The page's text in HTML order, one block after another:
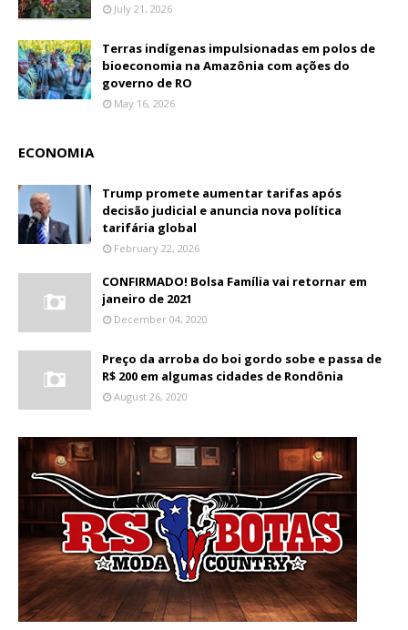
July 21, 2026
Terras indígenas impulsionadas em polos de
bioeconomia na Amazônia com ações do
governo de RO
May 16, 2026
ECONOMIA
Trump promete aumentar tarifas após
decisão judicial e anuncia nova política
tarifária global
February 22, 2026
CONFIRMADO! Bolsa Família vai retornar em
janeiro de 2021
December 04, 2020
Preço da arroba do boi gordo sobe e passa de
R$ 200 em algumas cidades de Rondônia
August 26, 2020